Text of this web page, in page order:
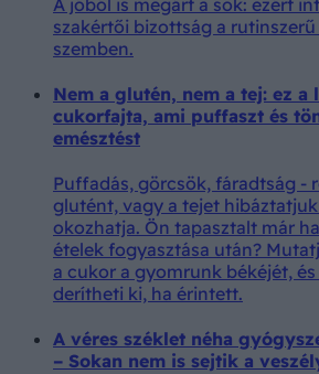
szakértői bizottság a
szemben.
Nem a glutén, nem a tej: ez a
cukorfajta, ami puffaszt és
emésztést
Puffadás, görcsök, fáradtság -
glutént, vagy a tejet
okozhatja. Ön tapasztalt már
ételek fogyasztása után?
a cukor a gyomrunk békéjét,
derítheti ki, ha érintett.
A véres széklet néha
– Sokan nem is sejtik a